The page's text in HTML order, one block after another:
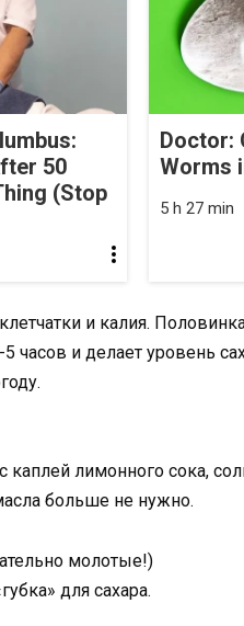
50
(Stop
Doctor:
Worms
5 h 27 min
и калия.
часов и делает уровень
каплей лимонного сока,
больше не нужно.
молотые!)
для сахара.